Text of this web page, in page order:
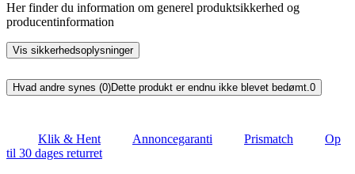
Her finder du information om generel produktsikkerhed og
producentinformation
Vis sikkerhedsoplysninger
Hvad andre synes (0)Dette produkt er endnu ikke blevet bedømt.0
Klik & Hent Annoncegaranti Prismatch
Op
til 30 dages returret